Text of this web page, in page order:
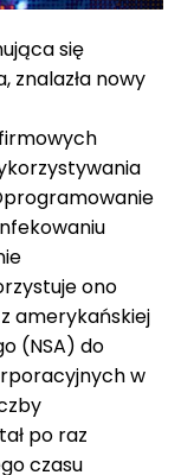
się
znalazła nowy
ono
amerykańskiej
(NSA) do
w
po raz
czasu